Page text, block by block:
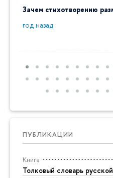
Зачем стихотворению
год назад
ПУБЛИКАЦИИ
Книга
Толковый словарь